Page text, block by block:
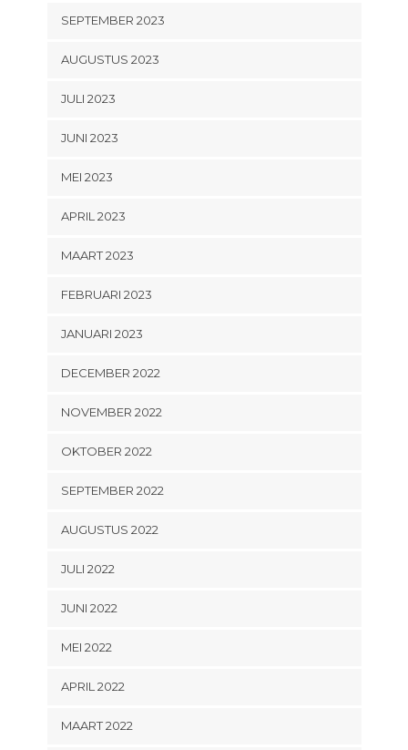
SEPTEMBER 2023
AUGUSTUS 2023
JULI 2023
JUNI 2023
MEI 2023
APRIL 2023
MAART 2023
FEBRUARI 2023
JANUARI 2023
DECEMBER 2022
NOVEMBER 2022
OKTOBER 2022
SEPTEMBER 2022
AUGUSTUS 2022
JULI 2022
JUNI 2022
MEI 2022
APRIL 2022
MAART 2022